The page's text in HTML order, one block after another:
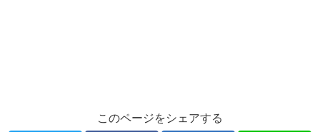
このページをシェアする